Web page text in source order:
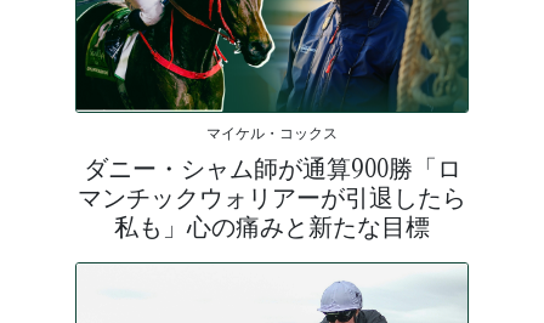
マイケル・コックス
ダニー・シャム師が通算900勝「ロ
マンチックウォリアーが引退したら
私も」心の痛みと新たな目標